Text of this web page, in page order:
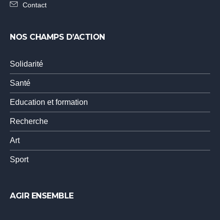
Contact
NOS CHAMPS D’ACTION
Solidarité
Santé
Education et formation
Recherche
Art
Sport
AGIR ENSEMBLE